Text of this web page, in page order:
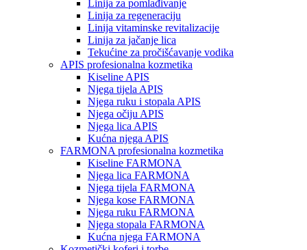
Linija za pomlađivanje
Linija za regeneraciju
Linija vitaminske revitalizacije
Linija za jačanje lica
Tekućine za pročišćavanje vodika
APIS profesionalna kozmetika
Kiseline APIS
Njega tijela APIS
Njega ruku i stopala APIS
Njega očiju APIS
Njega lica APIS
Kućna njega APIS
FARMONA profesionalna kozmetika
Kiseline FARMONA
Njega lica FARMONA
Njega tijela FARMONA
Njega kose FARMONA
Njega ruku FARMONA
Njega stopala FARMONA
Kućna njega FARMONA